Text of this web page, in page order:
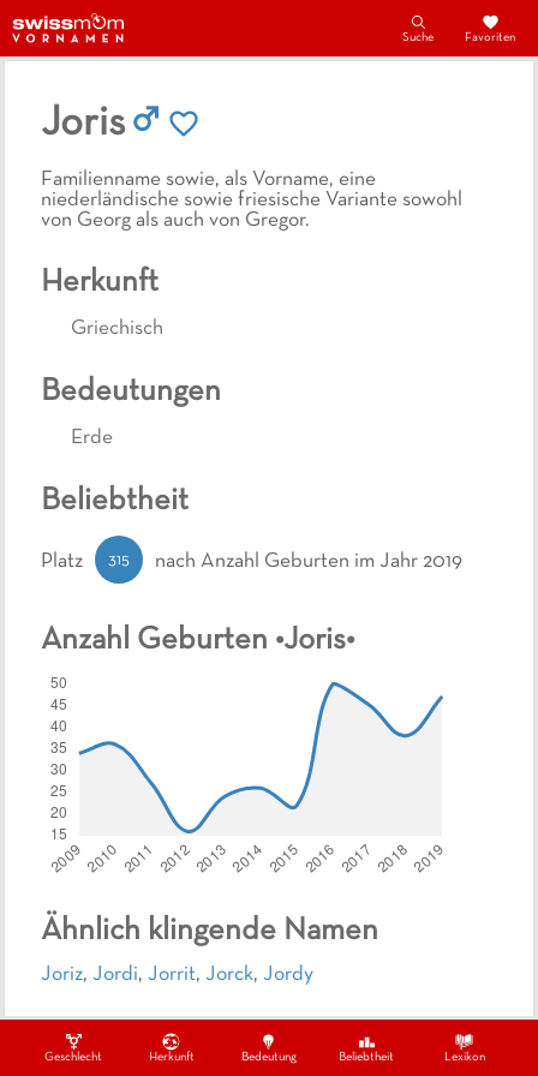
Geschlecht Herkunft Bedeutung Beliebtheit Lexikon
Suche Favoriten
Joris
Familienname sowie, als Vorname, eine
niederländische sowie friesische Variante sowohl
von Georg als auch von Gregor.
Herkunft
Griechisch
Bedeutungen
Erde
Ähnlich klingende Namen
Joriz, Jordi, Jorrit, Jorck, Jordy
Ähnliche Namen
Beliebtheit
Platz 315 nach Anzahl Geburten im Jahr 2019
Anzahl Geburten •Joris•